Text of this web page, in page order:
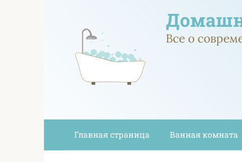
Все о
Главная страница Ванная комната